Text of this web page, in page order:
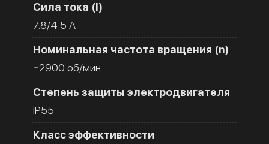
Сила тока (I)
7.8/4.5 A
Номинальная частота вращения (n)
~2900 об/мин
Степень защиты электродвигателя
IP55
Класс эффективности